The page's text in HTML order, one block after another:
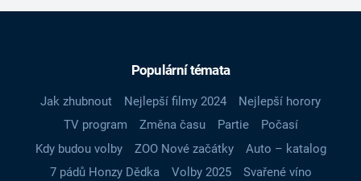
Populární témata
Jak zhubnout Nejlepší filmy 2024
Nejlepší horory
TV program
Změna času Partie
Počasí
Kdy budou volby
ZOO Nové začátky
Auto – katalog
7 pádů Honzy Dědka
Volby 2025
Svařené víno